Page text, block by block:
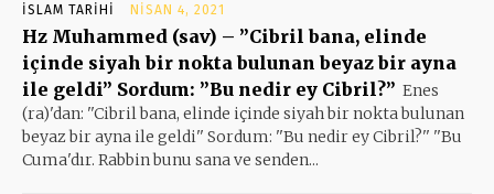
İSLAM TARIHI NISAN 4, 2021
Hz Muhammed (sav) – ”Cibril bana, elinde
içinde siyah bir nokta bulunan beyaz bir ayna
ile geldi” Sordum: ”Bu nedir ey Cibril?” Enes
(ra)'dan: ''Cibril bana, elinde içinde siyah bir nokta bulunan
beyaz bir ayna ile geldi'' Sordum: ''Bu nedir ey Cibril?'' ''Bu
Cuma'dır. Rabbin bunu sana ve senden...